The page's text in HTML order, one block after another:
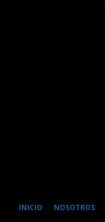
INICIO NOSOTROS